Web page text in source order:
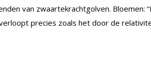
van zwaartekrachtgolven. Bloemen:
precies zoals het door de